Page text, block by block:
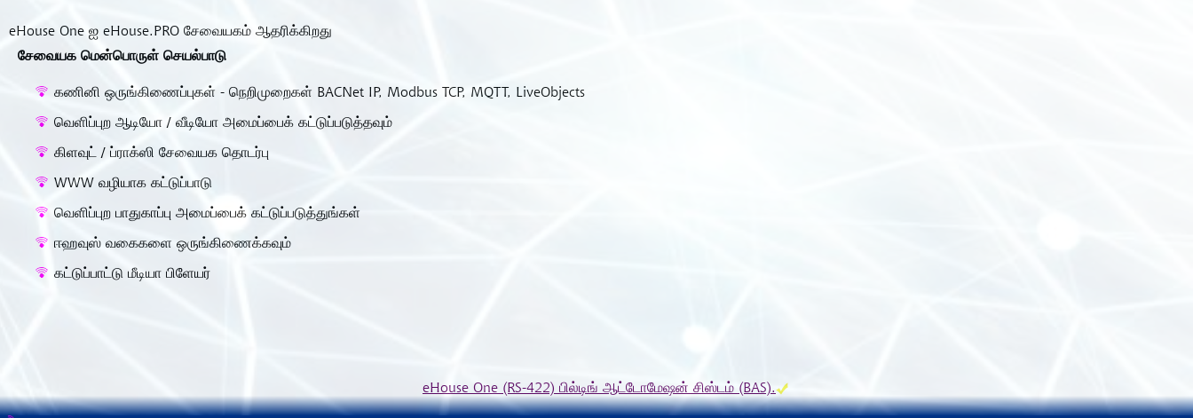
eHouse One ஐ eHouse.PRO சேவையகம் ஆதரிக்கிறது
சேவையக மென்பொருள் செயல்பாடு
கணினி ஒருங்கிணைப்புகள் - நெறிமுறைகள் BACNet IP, Modbus TCP, MQTT, LiveObjects
வெளிப்புற ஆடியோ / வீடியோ அமைப்பைக் கட்டுப்படுத்தவும்
கிளவுட் / ப்ராக்ஸி சேவையக தொடர்பு
WWW வழியாக கட்டுப்பாடு
வெளிப்புற பாதுகாப்பு அமைப்பைக் கட்டுப்படுத்துங்கள்
ஈஹவுஸ் வகைகளை ஒருங்கிணைக்கவும்
கட்டுப்பாட்டு மீடியா பிளேயர்
eHouse One (RS-422) பில்டிங் ஆட்டோமேஷன் சிஸ்டம் (BAS).